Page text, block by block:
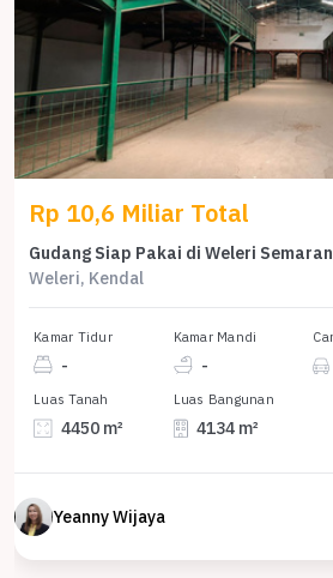
Rp 10,6 Miliar Total
Gudang Siap Pakai di Weleri
Weleri, Kendal
Kamar Tidur
-
Kamar Mandi
-
Luas Tanah
4450 m²
Luas Bangunan
4134 m²
Yeanny Wijaya